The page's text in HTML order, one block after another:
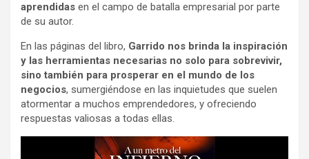
aprendidas en el campo de batalla empresarial por parte
de su autor.
En las páginas del libro, Garrido nos brinda la inspiración
y las herramientas necesarias no solo para sobrevivir,
sino también para prosperar en el mundo de los
negocios, sumergiéndose en las inquietudes que suelen
atormentar a muchos emprendedores, y ofreciendo
respuestas valiosas a todas ellas.